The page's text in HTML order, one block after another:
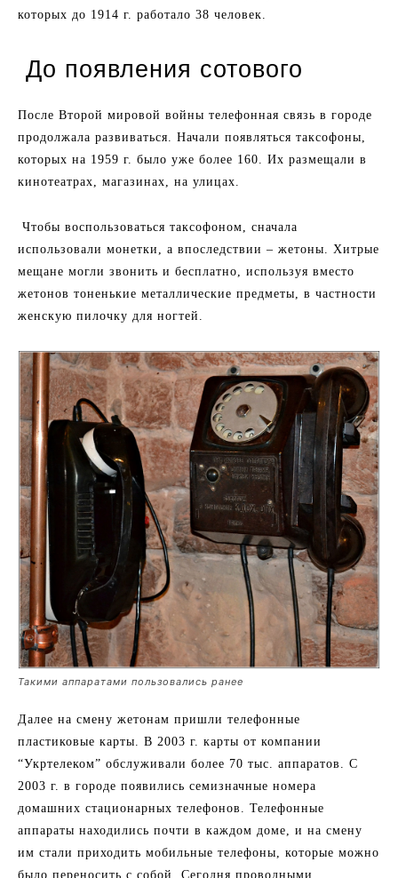
которых до 1914 г. работало 38 человек.
До появления сотового
После Второй мировой войны телефонная связь в городе
продолжала развиваться. Начали появляться таксофоны,
которых на 1959 г. было уже более 160. Их размещали в
кинотеатрах, магазинах, на улицах.
Чтобы воспользоваться таксофоном, сначала
использовали монетки, а впоследствии – жетоны. Хитрые
мещане могли звонить и бесплатно, используя вместо
жетонов тоненькие металлические предметы, в частности
женскую пилочку для ногтей.
Такими аппаратами пользовались ранее
Далее на смену жетонам пришли телефонные
пластиковые карты. В 2003 г. карты от компании
“Укртелеком” обслуживали более 70 тыс. аппаратов. С
2003 г. в городе появились семизначные номера
домашних стационарных телефонов. Телефонные
аппараты находились почти в каждом доме, и на смену
им стали приходить мобильные телефоны, которые можно
было переносить с собой. Сегодня проводными